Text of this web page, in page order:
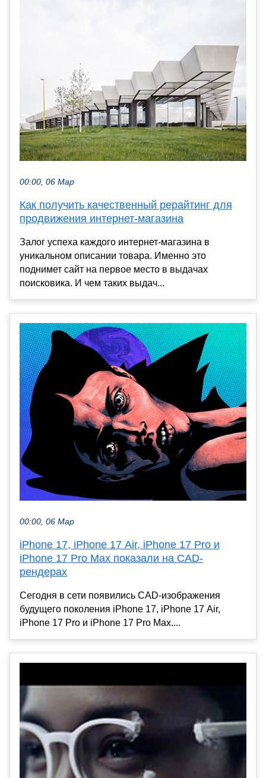
00:00, 06 Мар
Как получить качественный рерайтинг для
продвижения интернет-магазина
Залог успеха каждого интернет-магазина в
уникальном описании товара. Именно это
поднимет сайт на первое место в выдачах
поисковика. И чем таких выдач...
00:00, 06 Мар
iPhone 17, iPhone 17 Air, iPhone 17 Pro и
iPhone 17 Pro Max показали на CAD-
рендерах
Сегодня в сети появились CAD-изображения
будущего поколения iPhone 17, iPhone 17 Air,
iPhone 17 Pro и iPhone 17 Pro Max....